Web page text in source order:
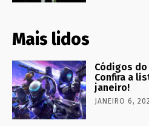
Mais lidos
Códigos do
Confira a
janeiro!
JANEIRO 6,